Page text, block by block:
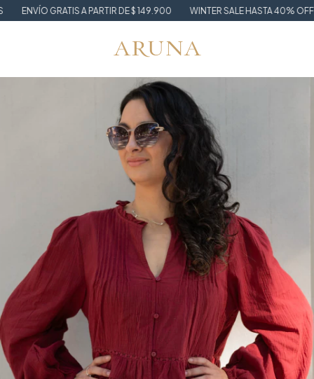
A PARTIR DE $ 149.900 WINTER SALE HASTA 40% OFF + 15% OFF